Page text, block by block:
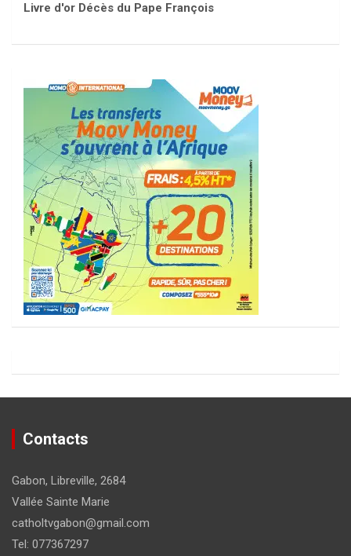
Livre d'or Décès du Pape François
Contacts
Gabon, Libreville, 2684
Vallée Sainte Marie
catholtvgabon@gmail.com
Tel: 077367297